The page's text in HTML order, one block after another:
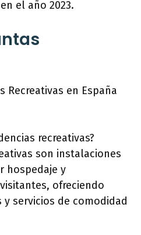
el año 2023.
Recreativas en España
recreativas?
son instalaciones
hospedaje y
ofreciendo
y servicios de comodidad